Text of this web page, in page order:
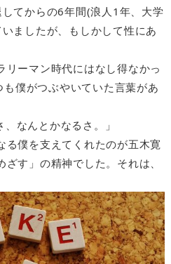
てからの6年間(浪人1年、大学
ましたが、もしかして性にあ
リーマン時代にはなし得なかっ
僕がつぶやいていた言葉があ
なんとかなるさ。」
る僕を支えてくれたのが五木寛
す」の精神でした。それは、